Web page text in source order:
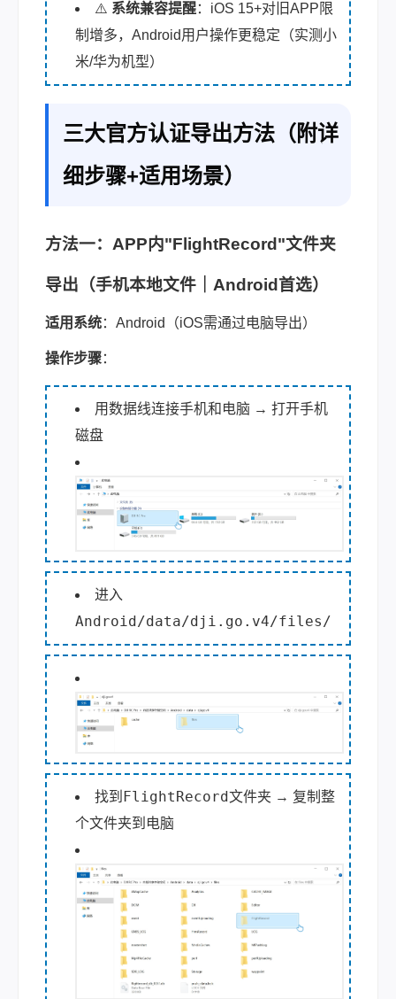
⚠️ 系统兼容提醒：iOS 15+对旧APP限
制增多，Android用户操作更稳定（实测小
米/华为机型）
三大官方认证导出方法（附详
细步骤+适用场景）
方法一：APP内"FlightRecord"文件夹
导出（手机本地文件｜Android首选）
适用系统：Android（iOS需通过电脑导出）
操作步骤：
用数据线连接手机和电脑 → 打开手机
磁盘
进入
Android/data/dji.go.v4/files/
找到 FlightRecord文件夹 → 复制整
个文件夹到电脑